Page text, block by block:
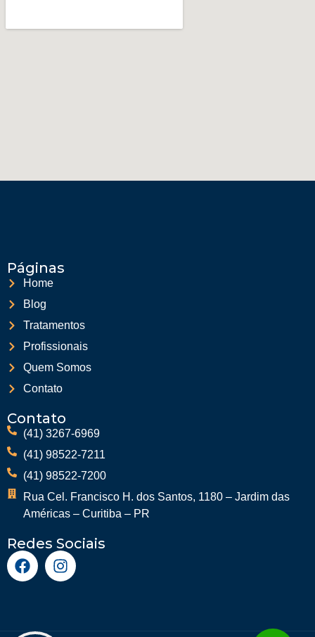
Páginas
Home
Blog
Tratamentos
Profissionais
Quem Somos
Contato
Contato
(41) 3267-6969
(41) 98522-7211
(41) 98522-7200
Rua Cel. Francisco H. dos Santos, 1180 – Jardim das
Américas – Curitiba – PR
Redes Sociais